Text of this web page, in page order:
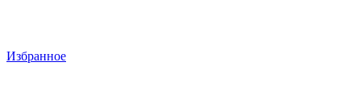
Избранное